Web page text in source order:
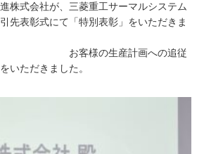
株式会社が、三菱重工サーマルシステム
先表彰式にて「特別表彰」をいただきま
。
産計画への追従
いただきました。